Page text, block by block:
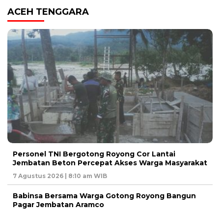
ACEH TENGGARA
Personel TNI Bergotong Royong Cor Lantai
Jembatan Beton Percepat Akses Warga Masyarakat
7 Agustus 2026 | 8:10 am WIB
Babinsa Bersama Warga Gotong Royong Bangun
Pagar Jembatan Aramco